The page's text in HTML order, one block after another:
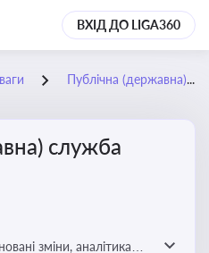
ВХІД ДО LIGA360
Публічна (державна) служба
служба
зміни, аналітика